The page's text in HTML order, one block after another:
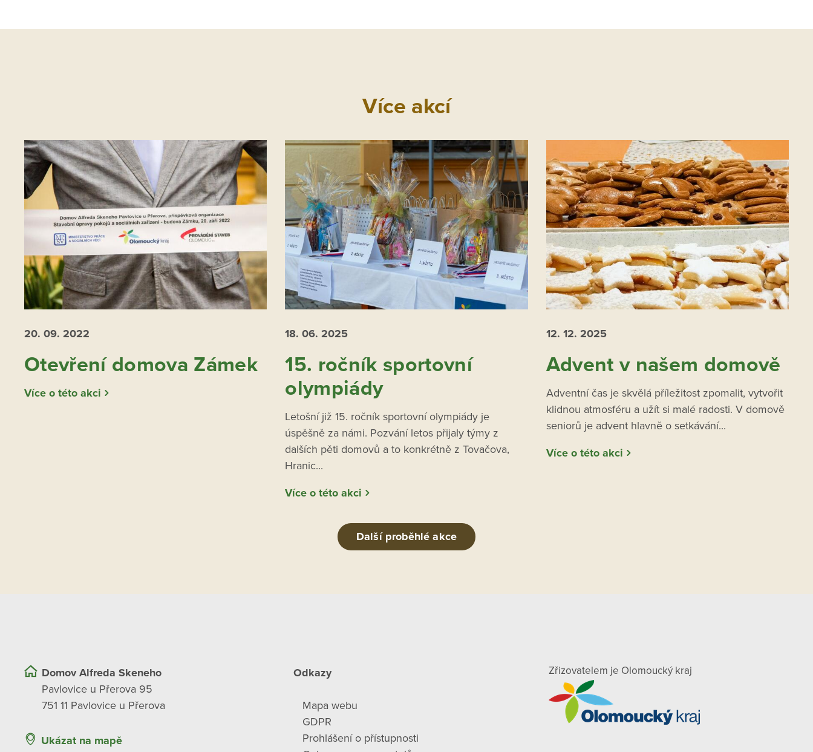
Více akcí
20. 09. 2022
Otevření domova Zámek
Více o této akci
18. 06.2025
15. ročník sportovní
olympiády
Letošní již 15. ročník sportovní olympiády je
úspěšně za námi. Pozvání letos přijaly týmy z
dalších pěti domovů a to konkrétně z Tovačova,
Hranic...
Více o této akci
12. 12. 2025
Advent v našem domově
Adventní čas je skvělá příležitost zpomalit, vytvořit
klidnou atmosféru a užít si malé radosti. V domově
seniorů je advent hlavně o setkávání...
Více o této akci
Další proběhlé akce
Domov Alfreda Skeneho
Pavlovice u Přerova 95
751 11 Pavlovice u Přerova
Ukázat na mapě
Odkazy
Mapa webu
GDPR
Prohlášení o přístupnosti
Zřizovatelem je Olomoucký kraj